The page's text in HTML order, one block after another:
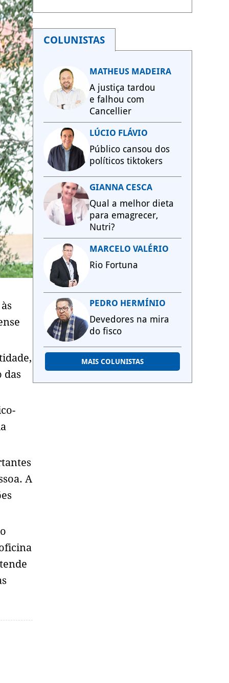
das
A
COLUNISTAS
MATHEUS MADEIRA
A justiça tardou
e falhou com
Cancellier
LÚCIO FLÁVIO
Público cansou dos
políticos tiktokers
GIANNA CESCA
Qual a melhor dieta
para emagrecer,
Nutri?
MARCELO VALÉRIO
Rio Fortuna
PEDRO HERMÍNIO
Devedores na mira
do fisco
MAIS COLUNISTAS